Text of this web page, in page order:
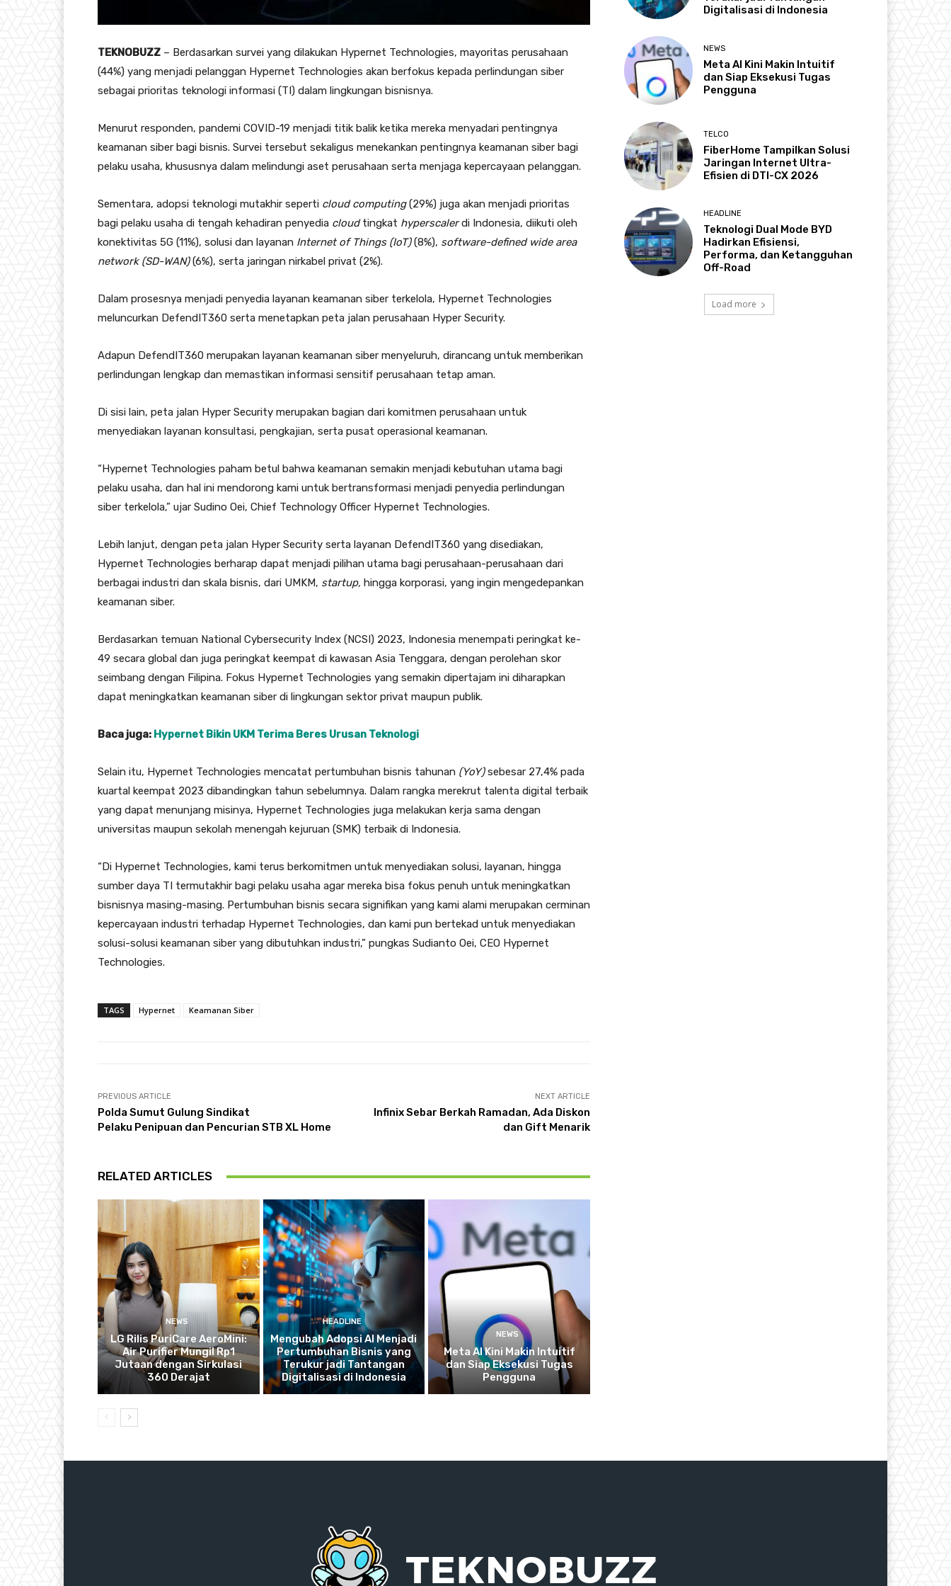
TEKNOBUZZ – Berdasarkan survei yang dilakukan Hypernet Technologies, mayoritas perusahaan
(44%) yang menjadi pelanggan Hypernet Technologies akan berfokus kepada perlindungan siber
sebagai prioritas teknologi informasi (TI) dalam lingkungan bisnisnya.
Menurut responden, pandemi COVID-19 menjadi titik balik ketika mereka menyadari pentingnya
keamanan siber bagi bisnis. Survei tersebut sekaligus menekankan pentingnya keamanan siber bagi
pelaku usaha, khususnya dalam melindungi aset perusahaan serta menjaga kepercayaan pelanggan.
Sementara, adopsi teknologi mutakhir seperti cloud computing(29%) juga akan menjadi prioritas
bagi pelaku usaha di tengah kehadiran penyedia cloudtingkat hyperscalerdi Indonesia, diikuti oleh
konektivitas 5G (11%), solusi dan layanan Internet of Things (IoT)(8%), software-defined wide area
network (SD-WAN)(6%), serta jaringan nirkabel privat (2%).
Dalam prosesnya menjadi penyedia layanan keamanan siber terkelola, Hypernet Technologies
meluncurkan DefendIT360 serta menetapkan peta jalan perusahaan Hyper Security.
Adapun DefendIT360 merupakan layanan keamanan siber menyeluruh, dirancang untuk memberikan
perlindungan lengkap dan memastikan informasi sensitif perusahaan tetap aman.
Di sisi lain, peta jalan Hyper Security merupakan bagian dari komitmen perusahaan untuk
menyediakan layanan konsultasi, pengkajian, serta pusat operasional keamanan.
“Hypernet Technologies paham betul bahwa keamanan semakin menjadi kebutuhan utama bagi
pelaku usaha, dan hal ini mendorong kami untuk bertransformasi menjadi penyedia perlindungan
siber terkelola,” ujar Sudino Oei, Chief Technology Officer Hypernet Technologies.
Lebih lanjut, dengan peta jalan Hyper Security serta layanan DefendIT360 yang disediakan,
Hypernet Technologies berharap dapat menjadi pilihan utama bagi perusahaan-perusahaan dari
berbagai industri dan skala bisnis, dari UMKM, startup, hingga korporasi, yang ingin mengedepankan
keamanan siber.
Berdasarkan temuan National Cybersecurity Index (NCSI) 2023, Indonesia menempati peringkat ke-
49 secara global dan juga peringkat keempat di kawasan Asia Tenggara, dengan perolehan skor
seimbang dengan Filipina. Fokus Hypernet Technologies yang semakin dipertajam ini diharapkan
dapat meningkatkan keamanan siber di lingkungan sektor privat maupun publik.
Baca juga: Hypernet Bikin UKM Terima Beres Urusan Teknologi
Selain itu, Hypernet Technologies mencatat pertumbuhan bisnis tahunan (YoY)sebesar 27,4% pada
kuartal keempat 2023 dibandingkan tahun sebelumnya. Dalam rangka merekrut talenta digital terbaik
yang dapat menunjang misinya, Hypernet Technologies juga melakukan kerja sama dengan
universitas maupun sekolah menengah kejuruan (SMK) terbaik di Indonesia.
“Di Hypernet Technologies, kami terus berkomitmen untuk menyediakan solusi, layanan, hingga
sumber daya TI termutakhir bagi pelaku usaha agar mereka bisa fokus penuh untuk meningkatkan
bisnisnya masing-masing. Pertumbuhan bisnis secara signifikan yang kami alami merupakan cerminan
kepercayaan industri terhadap Hypernet Technologies, dan kami pun bertekad untuk menyediakan
solusi-solusi keamanan siber yang dibutuhkan industri,” pungkas Sudianto Oei, CEO Hypernet
Technologies.
TAGS Hypernet Keamanan Siber
PREVIOUS ARTICLE
Polda Sumut Gulung Sindikat
Pelaku Penipuan dan Pencurian STB XL Home
NEXT ARTICLE
Infinix Sebar Berkah Ramadan, Ada Diskon
dan Gift Menarik
RELATED ARTICLES
NEWS
LG Rilis PuriCare AeroMini:
Air Purifier Mungil Rp1
Jutaan dengan Sirkulasi
360 Derajat
HEADLINE
Mengubah Adopsi AI Menjadi
Pertumbuhan Bisnis yang
Terukur jadi Tantangan
Digitalisasi di Indonesia
NEWS
Meta AI Kini Makin Intuitif
dan Siap Eksekusi Tugas
Pengguna
Digitalisasi di Indonesia
NEWS
Meta AI Kini Makin Intuitif
dan Siap Eksekusi Tugas
Pengguna
TELCO
FiberHome Tampilkan Solusi
Jaringan Internet Ultra-
Efisien di DTI-CX 2026
HEADLINE
Teknologi Dual Mode BYD
Hadirkan Efisiensi,
Performa, dan Ketangguhan
Off-Road
Load more